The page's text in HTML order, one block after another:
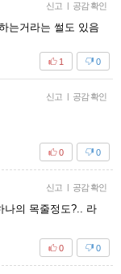
신고 | 공감 확인
는거라는 썰도 있음
0
1
신고 | 공감 확인
0
0
신고 | 공감 확인
나의 목줄정도?.. 라
0
0